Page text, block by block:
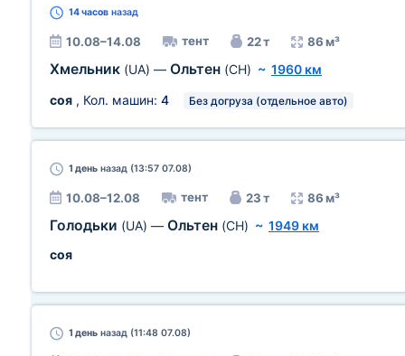
14 часов назад
10.08–14.08 тент 22 т 86 м³
Хмельник (UA) — Ольтен (CH) ~ 1960 км
соя , Кол. машин: 4 Без догруза (отдельное авто)
1 день назад (13:57 07.08)
10.08–12.08 тент 23 т 86 м³
Голодьки (UA) — Ольтен (CH) ~ 1949 км
соя
1 день назад (11:48 07.08)